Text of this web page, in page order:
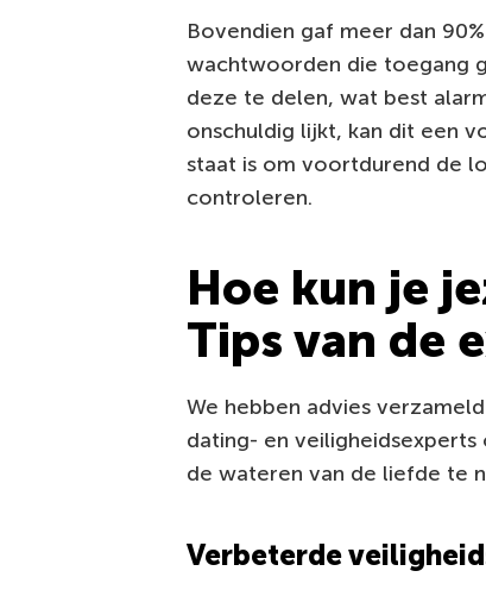
Bovendien gaf meer dan
wachtwoorden die toegang
deze te delen, wat best
onschuldig lijkt, kan dit een
staat is om voortdurend de
controleren.
Hoe kun je
Tips van de
We hebben advies
dating- en
de wateren van de liefde te
Verbeterde